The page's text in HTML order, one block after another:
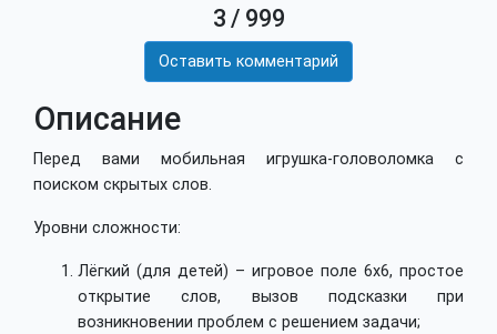
3 / 999
Оставить комментарий
Описание
Перед вами мобильная игрушка-головоломка с
поиском скрытых слов.
Уровни сложности:
Лёгкий (для детей) – игровое поле 6x6, простое
открытие слов, вызов подсказки при
возникновении проблем с решением задачи;